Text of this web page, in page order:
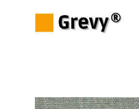
contenido